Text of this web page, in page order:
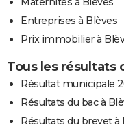
Entreprises à Blèves
Prix immobilier à
Tous les résultats
Résultat municipale
Résultats du bac à
Résultats du brevet à